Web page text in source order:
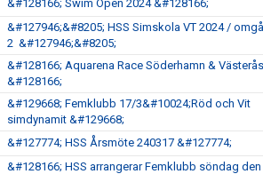
&#128166; Swim Open 2024 &#128166;
&#127946;&#8205; HSS Simskola VT 2024 /
2 &#127946;&#8205;
&#128166; Aquarena Race Söderhamn &
&#128166;
&#129668; Femklubb 17/3&#10024;Röd och Vit
simdynamit &#129668;
&#127774; HSS Årsmöte 240317 &#127774;
&#128166; HSS arrangerar Femklubb söndag